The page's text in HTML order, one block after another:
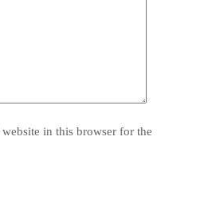
in this browser for the